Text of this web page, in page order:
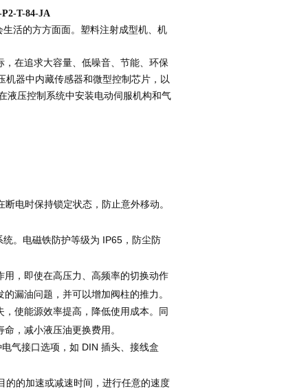
T-84-JA
活的方方面面。塑料注射成型机、机
在追求大容量、低噪音、节能、环保
机器中内藏传感器和微型控制芯片，以
液压控制系统中安装电动伺服机构和气
电时保持锁定状态，防止意外移动。
。电磁铁防护等级为 IP65，防尘防
，即使在高压力、高频率的切换动作
漏油问题，并可以增加阀柱的推力。
使能源效率提高，降低使用成本。同
，减小液压油更换费用。
气接口选项，如 DIN 插头、接线盒
的的加速或减速时间，进行任意的速度